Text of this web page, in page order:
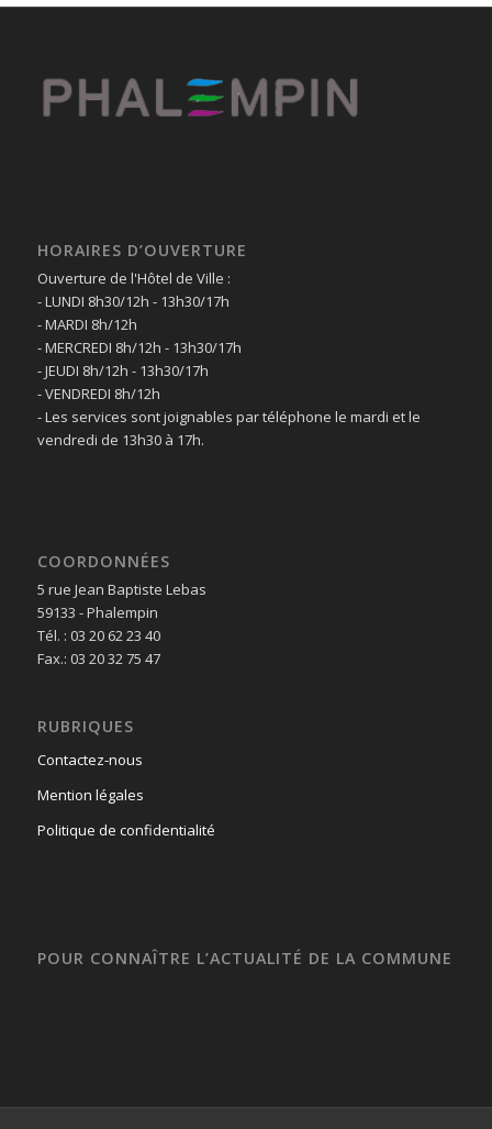
HORAIRES D’OUVERTURE
Ouverture de l'Hôtel de Ville :
- LUNDI 8h30/12h - 13h30/17h
- MARDI 8h/12h
- MERCREDI 8h/12h - 13h30/17h
- JEUDI 8h/12h - 13h30/17h
- VENDREDI 8h/12h
- Les services sont joignables par téléphone le mardi et le
vendredi de 13h30 à 17h.
COORDONNÉES
5 rue Jean Baptiste Lebas
59133 - Phalempin
Tél. : 03 20 62 23 40
Fax.: 03 20 32 75 47
RUBRIQUES
Contactez-nous
Mention légales
Politique de confidentialité
POUR CONNAÎTRE L’ACTUALITÉ DE LA COMMUNE